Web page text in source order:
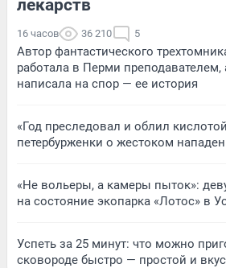
лекарств
16 часов 36 210 5
Автор фантастического
работала в Перми преподавателем,
написала на спор — ее история
«Год преследовал и облил
петербурженки о жестоком
«Не вольеры, а камеры пыток»:
на состояние экопарка «Лотос» в
Успеть за 25 минут: что можно
сковороде быстро — простой и